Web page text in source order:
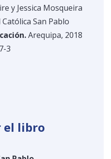
y Jessica Mosqueira
San Pablo
Arequipa, 2018
3
el libro